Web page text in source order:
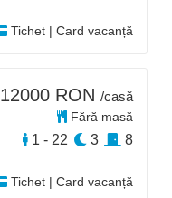
Tichet | Card vacanță
Tichet | Card vacanță
12000 RON /casă
Fără masă
1 - 22 3 8